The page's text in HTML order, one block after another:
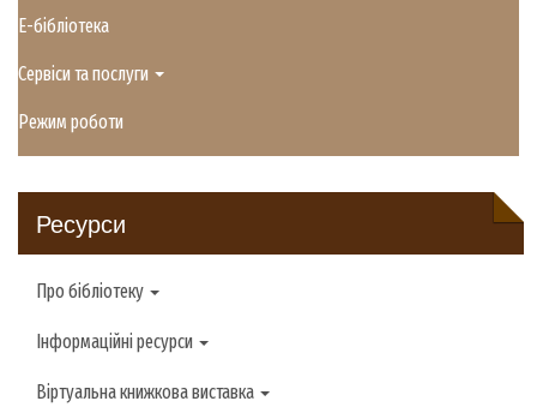
E-бібліотека
Сервіси та послуги
Режим роботи
Ресурси
Про бібліотеку
Інформаційні ресурси
Віртуальна книжкова виставка